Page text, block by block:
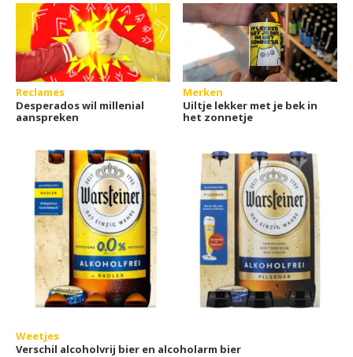
Reclames
Desperados wil millenial
aanspreken
Merken
Uiltje lekker met je bek in
het zonnetje
Weetjes
Verschil alcoholvrij bier en alcoholarm bier